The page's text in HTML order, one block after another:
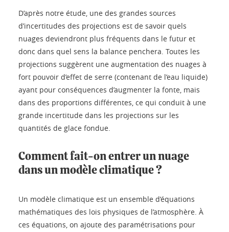
D’après notre étude, une des grandes sources
d’incertitudes des projections est de savoir quels
nuages deviendront plus fréquents dans le futur et
donc dans quel sens la balance penchera. Toutes les
projections suggèrent une augmentation des nuages à
fort pouvoir d’effet de serre (contenant de l’eau liquide)
ayant pour conséquences d’augmenter la fonte, mais
dans des proportions différentes, ce qui conduit à une
grande incertitude dans les projections sur les
quantités de glace fondue.
Comment fait-on entrer un nuage
dans un modèle climatique ?
Un modèle climatique est un ensemble d’équations
mathématiques des lois physiques de l’atmosphère. À
ces équations, on ajoute des paramétrisations pour